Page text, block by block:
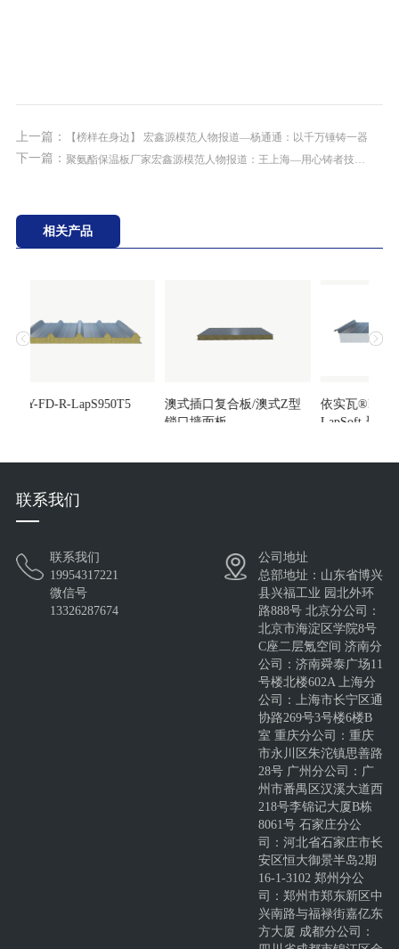
上一篇： 【榜样在身边】 宏鑫源模范人物报道—杨通通：以千万锤铸一器
下一篇：
相关产品
HXY-FD-R-LapS950T5
澳式插口复合板/澳式Z型
锁口墙面板
依实瓦
LapSoft-聚氨
澳式插口复合板/澳式Z型
锁口墙面板
依实瓦®InsulateRoof®-
LapSoft-聚氨酯金
联系我们
联系我们
19954317221
微信号
13326287674
公司地址
总部地址：山东省博兴
县兴福工业 园北外环
路888号 北京分公司：
北京市海淀区学院8号
C座二层氪空间 济南分
公司：济南舜泰广场11
号楼北楼602A 上海分
公司：上海市长宁区通
协路269号3号楼6楼B
室 重庆分公司：重庆
市永川区朱沱镇思善路
28号 广州分公司：广
州市番禺区汉溪大道西
218号李锦记大厦B栋
8061号 石家庄分公
司：河北省石家庄市长
安区恒大御景半岛2期
16-1-3102 郑州分公
司：郑州市郑东新区中
兴南路与福禄街嘉亿东
方大厦 成都分公司：